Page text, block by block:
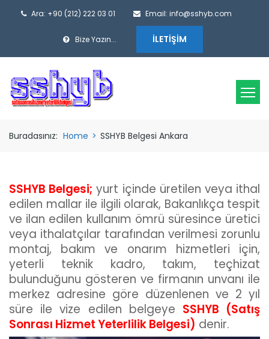
Ara: +90 (212) 222 03 01 Email: info@sshyb.com
Bize Yazın... İLETIŞIM
Buradasınız: Home > SSHYB Belgesi Ankara
SSHYB Belgesi; yurt içinde üretilen veya ithal
edilen mallar ile ilgili olarak, Bakanlıkça tespit
ve ilan edilen kullanım ömrü süresince üretici
veya ithalatçılar tarafından verilmesi zorunlu
montaj, bakım ve onarım hizmetleri için,
yeterli teknik kadro, takım, teçhizat
bulunduğunu gösteren ve firmanın unvanı ile
merkez adresine göre düzenlenen ve 2 yıl
süre ile vize edilen belgeye SSHYB (Satış
Sonrası Hizmet Yeterlilik Belgesi) denir.